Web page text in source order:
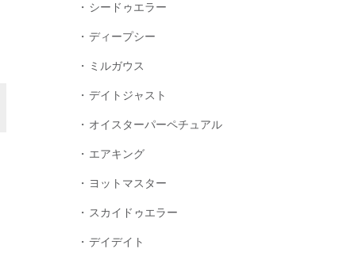
シードゥエラー
ディープシー
ミルガウス
デイトジャスト
オイスターパーペチュアル
エアキング
ヨットマスター
スカイドゥエラー
デイデイト